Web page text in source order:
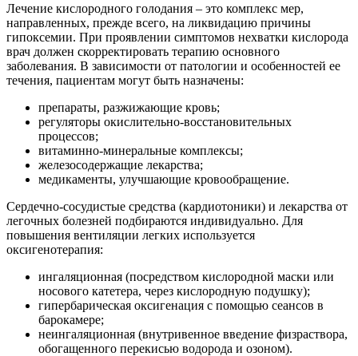
Лечение кислородного голодания – это комплекс мер,
направленных, прежде всего, на ликвидацию причины
гипоксемии. При проявлении симптомов нехватки кислорода
врач должен скорректировать терапию основного
заболевания. В зависимости от патологии и особенностей ее
течения, пациентам могут быть назначены:
препараты, разжижающие кровь;
регуляторы окислительно-восстановительных
процессов;
витаминно-минеральные комплексы;
железосодержащие лекарства;
медикаменты, улучшающие кровообращение.
Сердечно-сосудистые средства (кардиотоники) и лекарства от
легочных болезней подбираются индивидуально. Для
повышения вентиляции легких используется
оксигенотерапия:
ингаляционная (посредством кислородной маски или
носового катетера, через кислородную подушку);
гипербарическая оксигенация с помощью сеансов в
барокамере;
неингаляционная (внутривенное введение физраствора,
обогащенного перекисью водорода и озоном).